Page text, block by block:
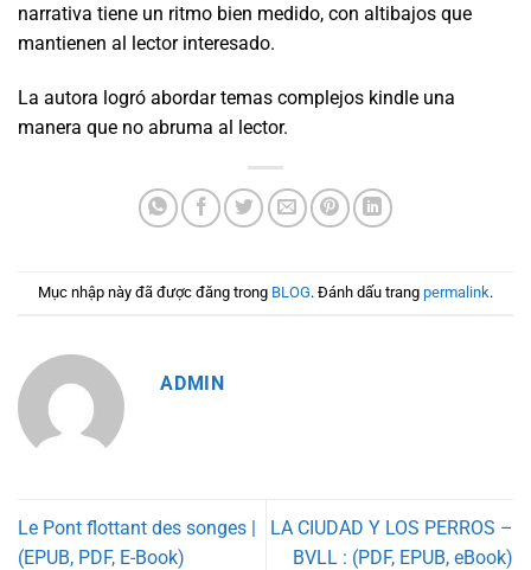
narrativa tiene un ritmo bien medido, con altibajos que
mantienen al lector interesado.
La autora logró abordar temas complejos kindle una
manera que no abruma al lector.
Mục nhập này đã được đăng trong BLOG. Đánh dấu trang permalink.
ADMIN
Le Pont flottant des songes |
(EPUB, PDF, E-Book)
LA CIUDAD Y LOS PERROS –
BVLL : (PDF, EPUB, eBook)